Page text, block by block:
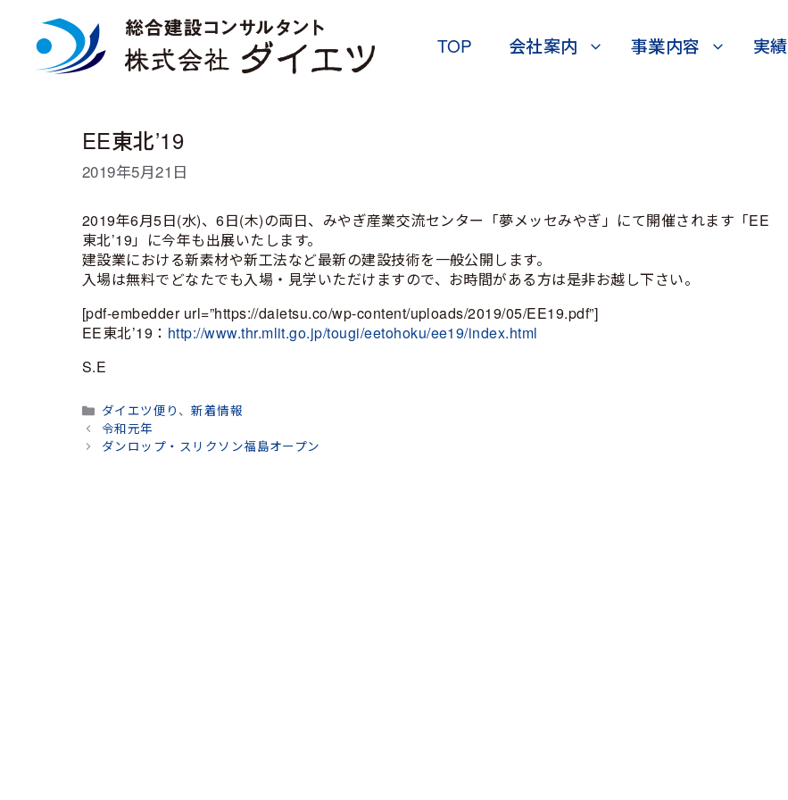
TOP 会社案内 事業内容 実績
EE東北’19
2019年5月21日
2019年6月5日(水)、6日(木)の両日、みやぎ産業交流センター「夢メッセみやぎ」にて開催されます「EE
東北’19」に今年も出展いたします。
建設業における新素材や新工法など最新の建設技術を一般公開します。
入場は無料でどなたでも入場・見学いただけますので、お時間がある方は是非お越し下さい。
[pdf-embedder url=”https://daietsu.co/wp-content/uploads/2019/05/EE19.pdf”]
EE東北’19： http://www.thr.mlit.go.jp/tougi/eetohoku/ee19/index.html
S.E
カ
テ
ゴ
ダイエツ便り 、新着情報
令和元年
ダンロップ・スリクソン福島オープン